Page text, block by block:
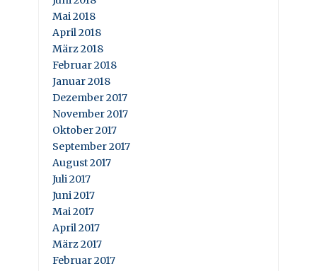
Mai 2018
April 2018
März 2018
Februar 2018
Januar 2018
Dezember 2017
November 2017
Oktober 2017
September 2017
August 2017
Juli 2017
Juni 2017
Mai 2017
April 2017
März 2017
Februar 2017